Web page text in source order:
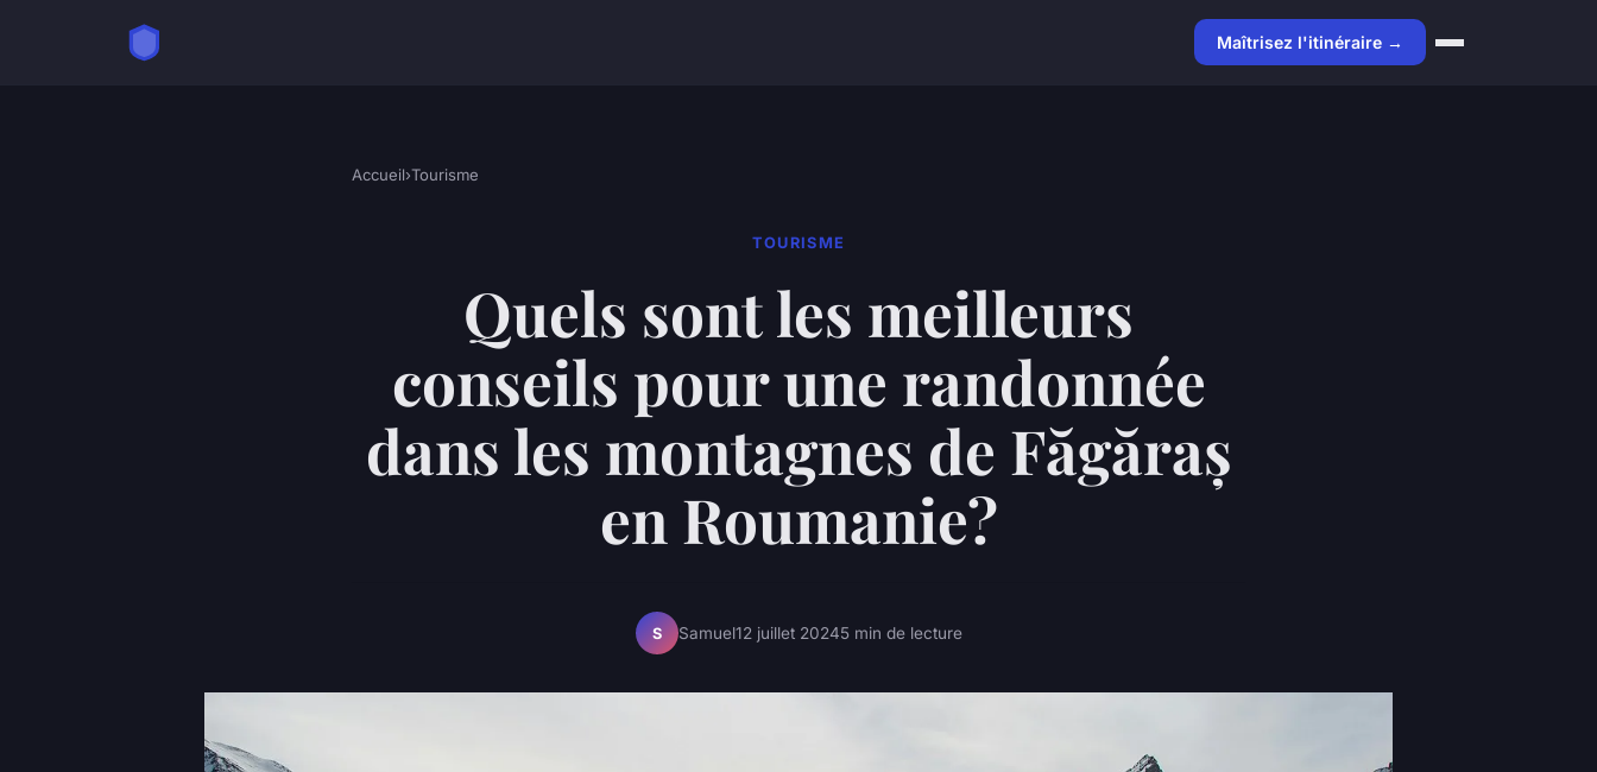
Maîtrisez l'itinéraire →
Accueil›Tourisme
TOURISME
Quels sont les meilleurs
conseils pour une randonnée
dans les montagnes de Făgăraș
en Roumanie?
S Samuel12 juillet 20245 min de lecture